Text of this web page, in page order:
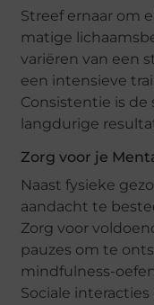
Streef ernaar om
matige
variëren van een
een intensieve
Consistentie is
langdurige
Zorg voor je
Naast fysieke
aandacht te
Zorg voor
pauzes om te
mindfulness-
Sociale